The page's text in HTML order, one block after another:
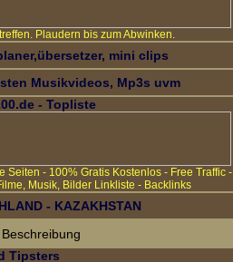
Plaudern bis zum Abwinken.
mini clips
Musikvideos, Mp3s uvm
- Topliste
Seiten - 100% Gratis Kostenlos - Free Traffic -
Musik, Bilder Linkliste - Backlinks
- KAZAKHSTAN
Tipsters